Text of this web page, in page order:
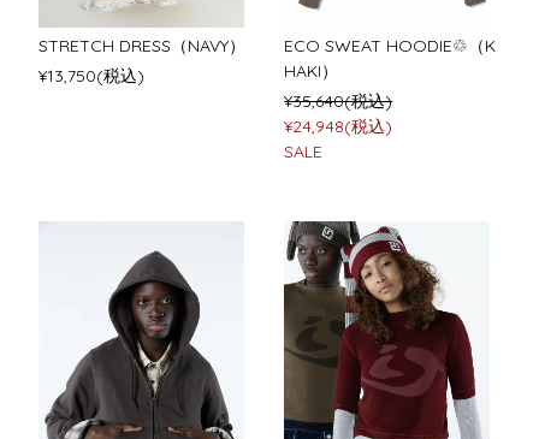
STRETCH DRESS（NAVY）
¥13,750(税込)
ECO SWEAT HOODIE♲（K
HAKI）
¥35,640(税込)
¥24,948(税込)
SALE